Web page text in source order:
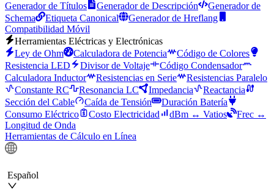
Generador de Títulos
Generador de Descripción
Generador de
Schema
Etiqueta Canonical
Generador de Hreflang
Compatibilidad Móvil
Herramientas Eléctricas y Electrónicas
Ley de Ohm
Calculadora de Potencia
Código de Colores
Resistencia LED
Divisor de Voltaje
Código Condensador
Calculadora Inductor
Resistencias en Serie
Resistencias Paralelo
Constante RC
Resonancia LC Impedancia
Reactancia
Sección del Cable
Caída de Tensión
Duración Batería
Consumo Eléctrico
Costo Electricidad dBm ↔ Vatios
Frec ↔
Longitud de Onda
Herramientas de Cálculo en Línea
Español